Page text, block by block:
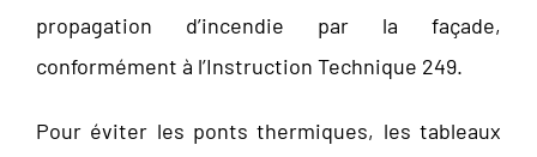
propagation d’incendie par la façade,
conformément à l’Instruction Technique 249.
Pour éviter les ponts thermiques, les tableaux